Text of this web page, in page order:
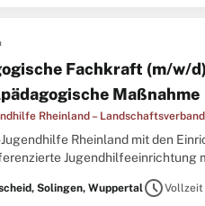
Fachkraft (m/w/
Maßnahme
Rheinland –
Jugendhilfe Rheinland mit den
Jugendhilfeeinrichtung
Solingen, WuppertalscheduleVollzeit